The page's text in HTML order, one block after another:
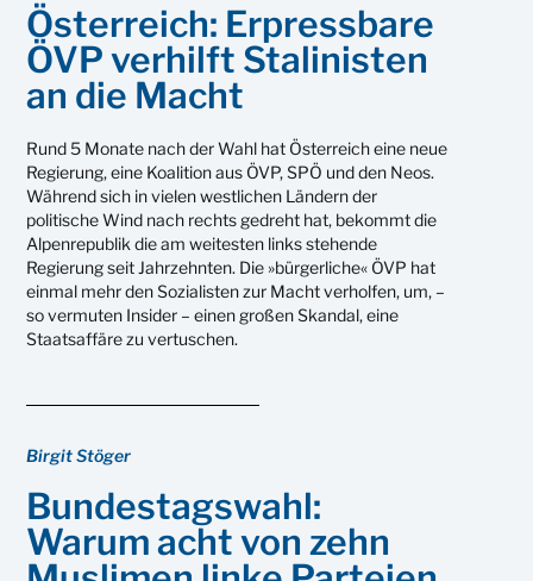
Österreich: Erpressbare
ÖVP verhilft Stalinisten
an die Macht
Rund 5 Monate nach der Wahl hat Österreich eine neue
Regierung, eine Koalition aus ÖVP, SPÖ und den Neos.
Während sich in vielen westlichen Ländern der
politische Wind nach rechts gedreht hat, bekommt die
Alpenrepublik die am weitesten links stehende
Regierung seit Jahrzehnten. Die »bürgerliche« ÖVP hat
einmal mehr den Sozialisten zur Macht verholfen, um, –
so vermuten Insider – einen großen Skandal, eine
Staatsaffäre zu vertuschen.
Birgit Stöger
Bundestagswahl:
Warum acht von zehn